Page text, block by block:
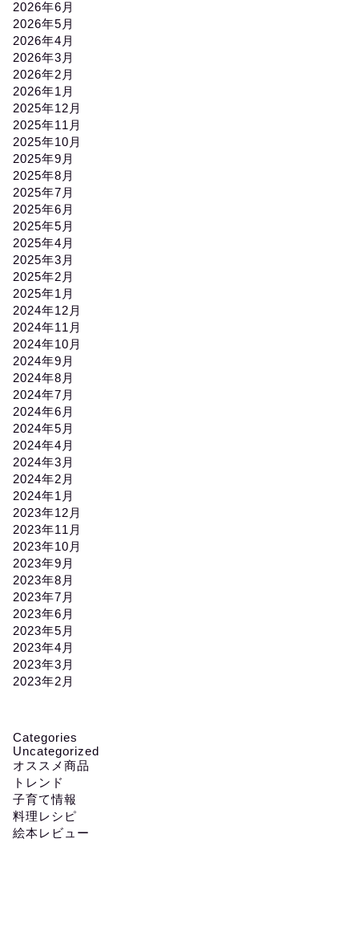
2026年6月
2026年5月
2026年4月
2026年3月
2026年2月
2026年1月
2025年12月
2025年11月
2025年10月
2025年9月
2025年8月
2025年7月
2025年6月
2025年5月
2025年4月
2025年3月
2025年2月
2025年1月
2024年12月
2024年11月
2024年10月
2024年9月
2024年8月
2024年7月
2024年6月
2024年5月
2024年4月
2024年3月
2024年2月
2024年1月
2023年12月
2023年11月
2023年10月
2023年9月
2023年8月
2023年7月
2023年6月
2023年5月
2023年4月
2023年3月
2023年2月
Categories
Uncategorized
オススメ商品
トレンド
子育て情報
料理レシピ
絵本レビュー